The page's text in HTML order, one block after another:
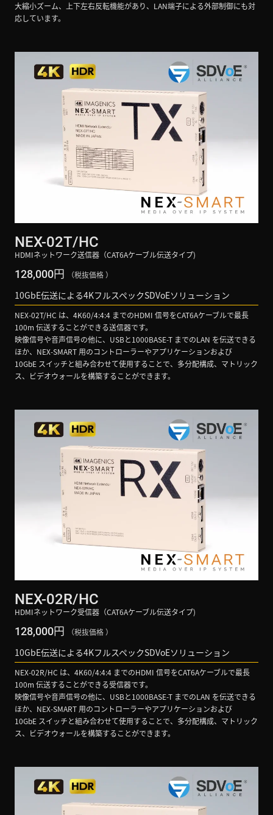
大縮小ズーム、上下左右反転機能があり、LAN端子による外部制御にも対
応しています。
NEX-02T/HC
HDMIネットワーク送信器（CAT6Aケーブル伝送タイプ)
128,000円 （税抜価格 ）
10GbE伝送による4KフルスペックSDVoEソリューション
NEX-02T/HC は、4K60/4:4:4 までのHDMI 信号をCAT6Aケーブルで最長
100m 伝送することができる送信器です。
映像信号や音声信号の他に、USBと1000BASE-T までのLAN を伝送できる
ほか、NEX-SMART 用のコントローラーやアプリケーションおよび
10GbE スイッチと組み合わせて使用することで、多分配構成、マトリック
ス、ビデオウォールを構築することができます。
NEX-02R/HC
HDMIネットワーク受信器（CAT6Aケーブル伝送タイプ)
128,000円 （税抜価格 ）
10GbE伝送による4KフルスペックSDVoEソリューション
NEX-02R/HC は、4K60/4:4:4 までのHDMI 信号をCAT6Aケーブルで最長
100m 伝送することができる受信器です。
映像信号や音声信号の他に、USBと1000BASE-T までのLAN を伝送できる
ほか、NEX-SMART 用のコントローラーやアプリケーションおよび
10GbE スイッチと組み合わせて使用することで、多分配構成、マトリック
ス、ビデオウォールを構築することができます。